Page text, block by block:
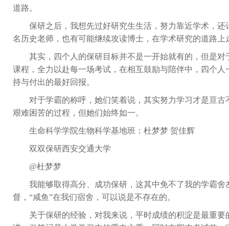
道路。
保研之后，我想先过好研究生生活，努力靠近学术，
名历史老师，也有可能继续攻读博士，在学术研究的道路上
其实，四个人的保研目标并不是一开始就有的，但是
课程，全力以赴每一场考试，在相互鼓励与陪伴中，四个
持与付出的最好回报。
对于学霸的称呼，她们笑着说，其实努力学习才是亘
艰难困苦的过程，但她们始终如一。
生命科学学院生物科学基地班：杜梦梦 贺佳辉
双双保研西安交通大学
@杜梦梦
我能够取得高分、成功保研，这其中免不了我的学霸
督，“咸鱼”在我们宿舍，可以说是不存在的。
关于保研的经验，对我来说，平时成绩的积淀是最重